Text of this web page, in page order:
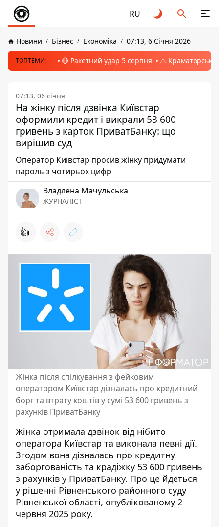
RU
Новини Бізнес Економіка 07:13, 6 Січня 2026
ТОПТЕМИ: 🔴 Ракетний удар 5 серпня ⚠️ Краматорськ,
07:13, 06 січня
На жінку після дзвінка Київстар
оформили кредит і викрали 53 600
гривень з карток ПриватБанку: що
вирішив суд
Оператор Київстар просив жінку придумати
пароль з чотирьох цифр
Владлена Мачульська
ЖУРНАЛІСТ
👍
Жінка після спілкування з фейковим
оператором Київстар дізналась про кредитний
борг та втрату коштів у сумі 53 600 гривень з
рахунків ПриватБанку
Жінка отримала дзвінок від нібито
оператора Київстар та виконала певні дії.
Згодом вона дізналась про кредитну
заборгованість та крадіжку 53 600 гривень
з рахунків у ПриватБанку. Про це йдеться
у рішенні Рівненського районного суду
Рівненської області, опублікованому 2
червня 2025 року.